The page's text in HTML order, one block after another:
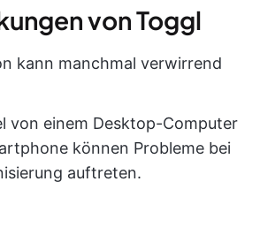
von Toggl
kann manchmal verwirrend
von einem Desktop-Computer
können Probleme bei
auftreten.